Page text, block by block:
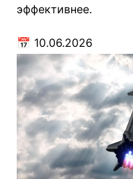
эффективнее.
📅 10.06.2026